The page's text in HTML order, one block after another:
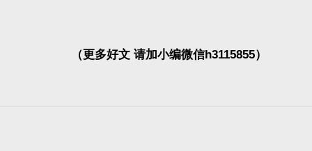
（更多好文 请加小编微信h3115855）